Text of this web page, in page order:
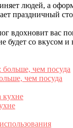
людей, а
праздничный
вдохновит вас
будет со вкусом и
чем посуда